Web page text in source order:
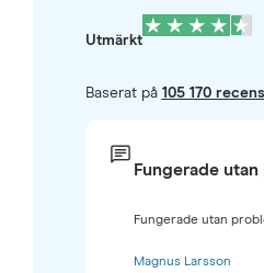
Utmärkt
Baserat på 105 170
Fungerade
Fungerade utan
Magnus Larsson